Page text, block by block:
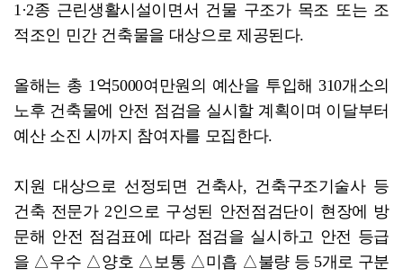
1·2종 근린생활시설이면서 건물 구조가 목조 또는 조
적조인 민간 건축물을 대상으로 제공된다.
올해는 총 1억5000여만원의 예산을 투입해 310개소의
노후 건축물에 안전 점검을 실시할 계획이며 이달부터
예산 소진 시까지 참여자를 모집한다.
지원 대상으로 선정되면 건축사, 건축구조기술사 등
건축 전문가 2인으로 구성된 안전점검단이 현장에 방
문해 안전 점검표에 따라 점검을 실시하고 안전 등급
을 △우수 △양호 △보통 △미흡 △불량 등 5개로 구분